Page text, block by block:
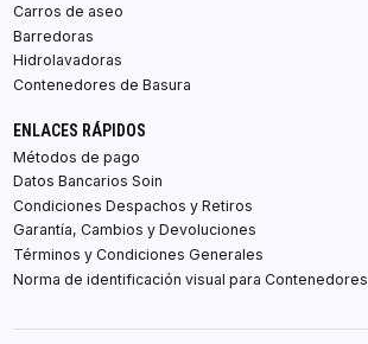
Carros de aseo
Barredoras
Hidrolavadoras
Contenedores de Basura
ENLACES RÁPIDOS
Métodos de pago
Datos Bancarios Soin
Condiciones Despachos y Retiros
Garantía, Cambios y Devoluciones
Términos y Condiciones Generales
Norma de identificación visual para Contenedores